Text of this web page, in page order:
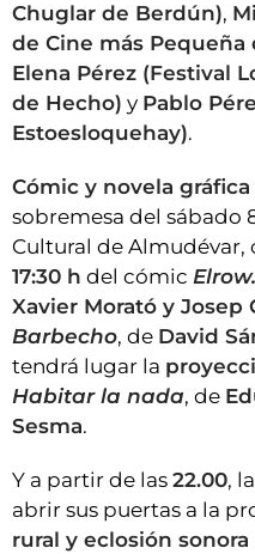
Chuglar de Berdún),
de Cine más Pequeña
Elena Pérez (Festival
de Hecho) y Pablo
Estoesloquehay).
Cómic y novela gráfica
sobremesa del sábado
Cultural de Almudévar,
17:30 h del cómic
Xavier Morató y Josep
Barbecho, de David
tendrá lugar la
Habitar la nada, de
Sesma.
Y a partir de las 22.00, la
abrir sus puertas a la
rural y eclosión sonora